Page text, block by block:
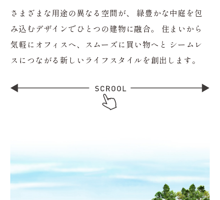
さまざまな用途の異なる空間が、
緑豊かな中庭を包
み込むデザインでひとつの建物に融合。
住まいから
気軽にオフィスへ、スムーズに買い物へと シームレ
スにつながる新しいライフスタイルを創出します。